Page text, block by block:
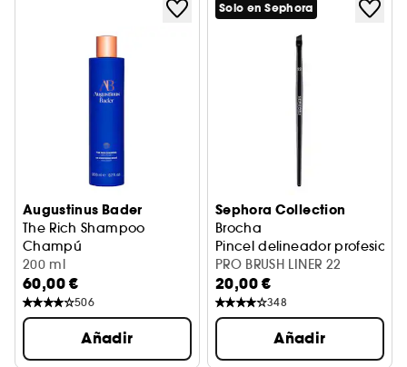
Augustinus Bader
The Rich Shampoo
Champú
200 ml
60,00 €
506
Añadir
Solo en Sephora
Sephora Collection
Brocha
Pincel delineador profesional
PRO BRUSH LINER 22
20,00 €
348
Añadir